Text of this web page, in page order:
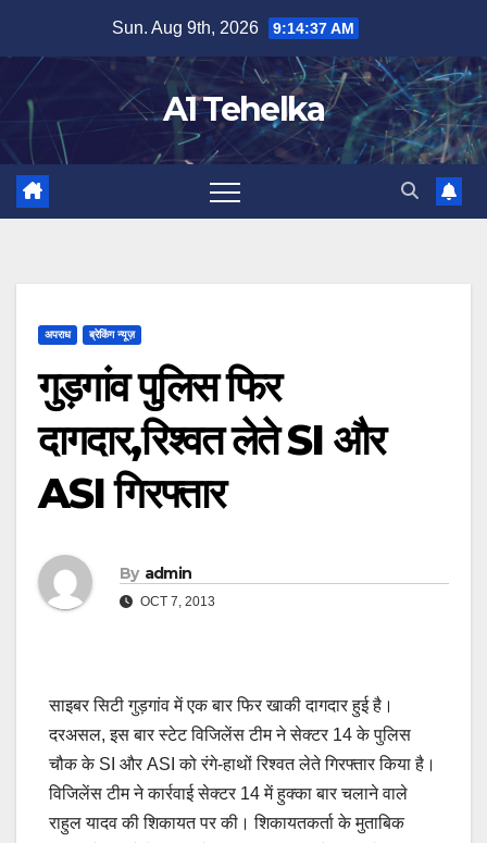
content
Sun. Aug 9th, 2026 9:14:37 AM
A1 Tehelka
अपराध ब्रेकिंग न्यूज़
गुड़गांव पुलिस फिर
दागदार,रिश्वत लेते SI और
ASI गिरफ्तार
By admin
OCT 7, 2013
साइबर सिटी गुड़गांव में एक बार फिर खाकी दागदार हुई है।
दरअसल, इस बार स्टेट विजिलेंस टीम ने सेक्टर 14 के पुलिस
चौक के SI और ASI को रंगे-हाथों रिश्वत लेते गिरफ्तार किया है।
विजिलेंस टीम ने कार्रवाई सेक्टर 14 में हुक्का बार चलाने वाले
राहुल यादव की शिकायत पर की। शिकायतकर्ता के मुताबिक